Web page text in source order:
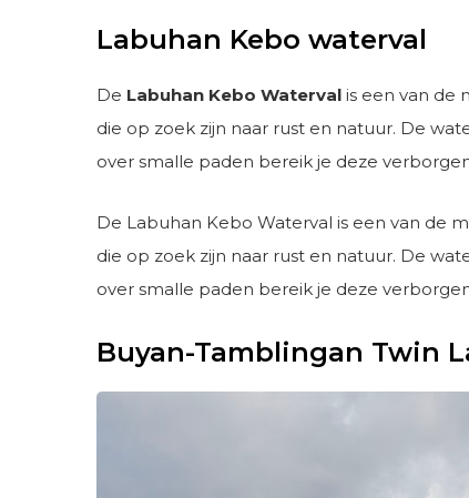
Labuhan Kebo waterval
De Labuhan Kebo Waterval is een van de
die op zoek zijn naar rust en natuur. De
over smalle paden bereik je deze
De Labuhan Kebo Waterval is een van de
die op zoek zijn naar rust en natuur. De
over smalle paden bereik je deze
Buyan-Tamblingan Twin